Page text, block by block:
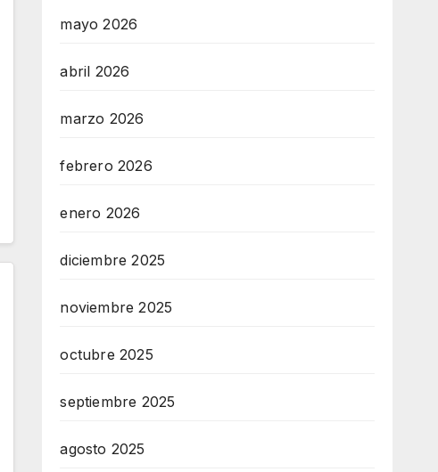
mayo 2026
abril 2026
marzo 2026
febrero 2026
enero 2026
diciembre 2025
noviembre 2025
octubre 2025
septiembre 2025
agosto 2025